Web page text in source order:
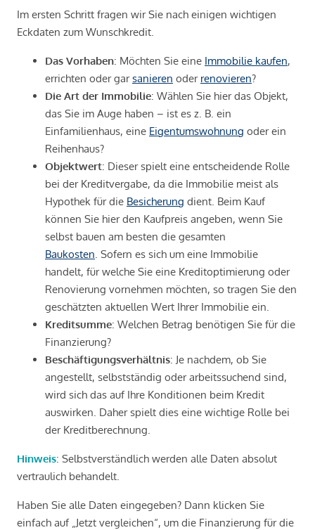
Im ersten Schritt fragen wir Sie nach einigen wichtigen
Eckdaten zum Wunschkredit.
Das Vorhaben: Möchten Sie eine Immobilie kaufen,
errichten oder garsanieren oder renovieren?
Die Art der Immobilie: Wählen Sie hier das Objekt,
das Sie im Auge haben – ist es z. B. ein
Einfamilienhaus, eine Eigentumswohnung oder ein
Reihenhaus?
Objektwert: Dieser spielt eine entscheidende Rolle
bei der Kreditvergabe, da die Immobilie meist als
Hypothek für die Besicherung dient. Beim Kauf
können Sie hier den Kaufpreis angeben, wenn Sie
selbst bauen am besten die gesamten
Baukosten . Sofern es sich um eine Immobilie
handelt, für welche Sie eine Kreditoptimierung oder
Renovierung vornehmen möchten, so tragen Sie den
geschätzten aktuellen Wert Ihrer Immobilie ein.
Kreditsumme: Welchen Betrag benötigen Sie für die
Finanzierung?
Beschäftigungsverhältnis: Je nachdem, ob Sie
angestellt, selbstständig oder arbeitssuchend sind,
wird sich das auf Ihre Konditionen beim Kredit
auswirken. Daher spielt dies eine wichtige Rolle bei
der Kreditberechnung.
Hinweis: Selbstverständlich werden alle Daten absolut
vertraulich behandelt.
Haben Sie alle Daten eingegeben? Dann klicken Sie
einfach auf „Jetzt vergleichen“, um die Finanzierung für die